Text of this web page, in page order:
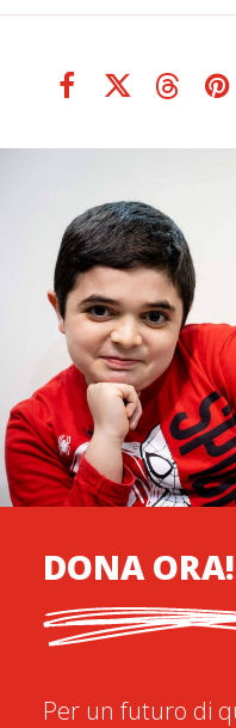
DONA ORA!
Per un futuro di